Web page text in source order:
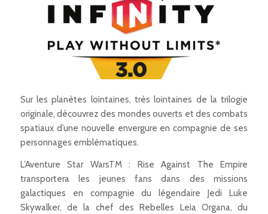
Sur les planètes lointaines, très lointaines de la trilogie
originale, découvrez des mondes ouverts et des combats
spatiaux d’une nouvelle envergure en compagnie de ses
personnages emblématiques.
L’Aventure Star WarsTM : Rise Against The Empire
transportera les jeunes fans dans des missions
galactiques en compagnie du légendaire Jedi Luke
Skywalker, de la chef des Rebelles Leia Organa, du